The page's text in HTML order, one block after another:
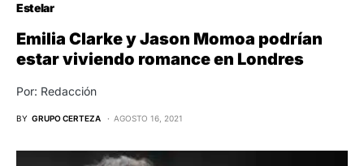
Estelar
Emilia Clarke y Jason Momoa podrían
estar viviendo romance en Londres
Por: Redacción
BY GRUPO CERTEZA AGOSTO 16, 2021